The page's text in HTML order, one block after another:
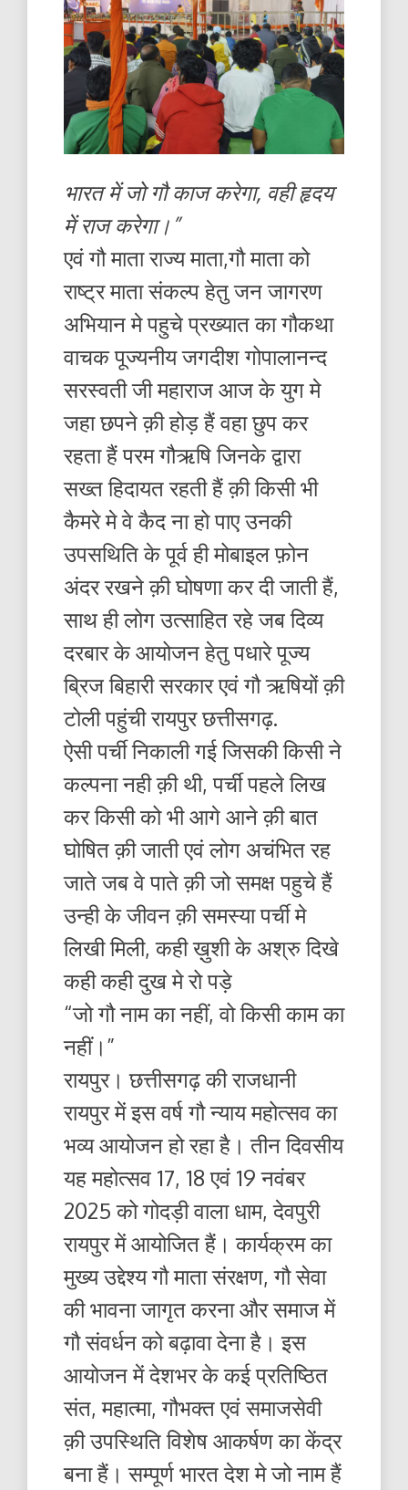
भारत में जो गौ काज करेगा, वही हृदय
में राज करेगा।”
एवं गौ माता राज्य माता,गौ माता को
राष्ट्र माता संकल्प हेतु जन जागरण
अभियान मे पहुचे प्रख्यात का गौकथा
वाचक पूज्यनीय जगदीश गोपालानन्द
सरस्वती जी महाराज आज के युग मे
जहा छपने क़ी होड़ हैं वहा छुप कर
रहता हैं परम गौऋषि जिनके द्वारा
सख्त हिदायत रहती हैं क़ी किसी भी
कैमरे मे वे कैद ना हो पाए उनकी
उपसथिति के पूर्व ही मोबाइल फ़ोन
अंदर रखने क़ी घोषणा कर दी जाती हैं,
साथ ही लोग उत्साहित रहे जब दिव्य
दरबार के आयोजन हेतु पधारे पूज्य
ब्रिज बिहारी सरकार एवं गौ ऋषियों क़ी
टोली पहुंची रायपुर छत्तीसगढ़.
ऐसी पर्ची निकाली गई जिसकी किसी ने
कल्पना नही क़ी थी, पर्ची पहले लिख
कर किसी को भी आगे आने क़ी बात
घोषित क़ी जाती एवं लोग अचंभित रह
जाते जब वे पाते क़ी जो समक्ष पहुचे हैं
उन्ही के जीवन क़ी समस्या पर्ची मे
लिखी मिली, कही ख़ुशी के अश्रु दिखे
कही कही दुख मे रो पड़े
“जो गौ नाम का नहीं, वो किसी काम का
नहीं।”
रायपुर। छत्तीसगढ़ की राजधानी
रायपुर में इस वर्ष गौ न्याय महोत्सव का
भव्य आयोजन हो रहा है। तीन दिवसीय
यह महोत्सव 17, 18 एवं 19 नवंबर
2025 को गोदड़ी वाला धाम, देवपुरी
रायपुर में आयोजित हैं। कार्यक्रम का
मुख्य उद्देश्य गौ माता संरक्षण, गौ सेवा
की भावना जागृत करना और समाज में
गौ संवर्धन को बढ़ावा देना है। इस
आयोजन में देशभर के कई प्रतिष्ठित
संत, महात्मा, गौभक्त एवं समाजसेवी
क़ी उपस्थिति विशेष आकर्षण का केंद्र
बना हैं। सम्पूर्ण भारत देश मे जो नाम हैं